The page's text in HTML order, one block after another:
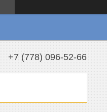
+7 (778) 096-52-66